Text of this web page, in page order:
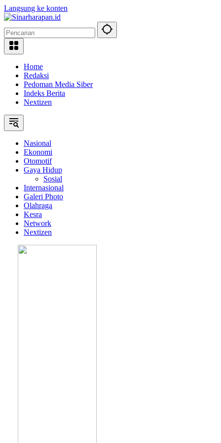
Langsung ke konten
Home
Redaksi
Pedoman Media Siber
Indeks Berita
Nextizen
Nasional
Ekonomi
Otomotif
Gaya Hidup
Sosial
Internasional
Galeri Photo
Olahraga
Kesra
Network
Nextizen